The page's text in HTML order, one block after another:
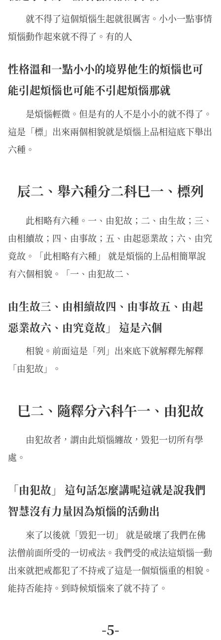
就不得了這個煩惱生起就很厲害。小小一點事情
煩惱動作起來就不得了。有的人
性格溫和一點小小的境界他生的煩惱也可
能引起煩惱也可能不引起煩惱那就
是煩惱輕微。但是有的人不是小小的就不得了。
這是「標」出來兩個相貌就是煩惱上品相這底下舉出
六種。
辰二、舉六種分二科巳一、標列
此相略有六種。一、由犯故；二、由生故；三、
由相續故；四、由事故；五、由起惡業故；六、由究
竟故。「此相略有六種」 就是煩惱的上品相簡單說
有六個相貌。「一、由犯故二、
由生故三、由相續故四、由事故五、由起
惡業故六、由究竟故」 這是六個
相貌。前面這是「列」出來底下就解釋先解釋
「由犯故」。
巳二、隨釋分六科午一、由犯故
由犯故者，謂由此煩惱纏故，毀犯一切所有學
處。
「由犯故」 這句話怎麼講呢這就是說我們
智慧沒有力量因為煩惱的活動出
來了以後就「毀犯一切」 就是破壞了我們在佛
法僧前面所受的一切戒法。我們受的戒法這煩惱一動
出來就把戒都犯了不持戒了這是一個煩惱重的相貌。
能持否能持。到時候煩惱來了就不持了。
-5-